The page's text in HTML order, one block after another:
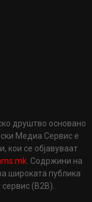
друштво основано
Медиа Сервис е
кои се објавуваат
. Содржини на
широката публика
(B2B).